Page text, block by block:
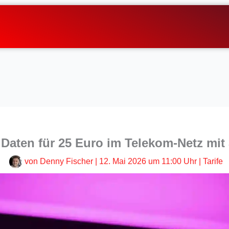
für 25 Euro im Telekom-Netz mit
von Denny Fischer 12. Mai 2026 um 11:00 Uhr| Tarife